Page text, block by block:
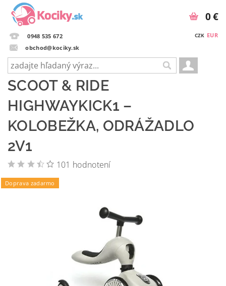
0948 535 672
obchod@kociky.sk
CZK EUR
0 €
SCOOT & RIDE
HIGHWAYKICK1 –
KOLOBEŽKA, ODRÁŽADLO
2V1
101 hodnotení
Doprava zadarmo